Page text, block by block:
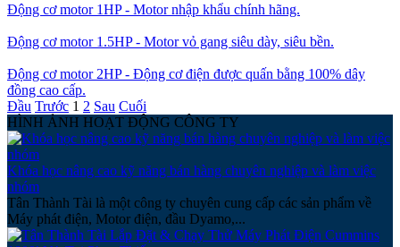
Động cơ motor 1HP - Motor nhập khẩu chính hãng.
Động cơ motor 1.5HP - Motor vỏ gang siêu dày, siêu bền.
Động cơ motor 2HP - Động cơ điện được quấn bằng 100% dây
đồng cao cấp.
Đầu Trước 1 2 Sau Cuối
HÌNH ẢNH HOẠT ĐỘNG CÔNG TY
Khóa học nâng cao kỹ năng bán hàng chuyên nghiệp và làm việc
nhóm
Tân Thành Tài là một công ty chuyên cung cấp các sản phẩm về
Máy phát điện, Motor điện, đầu Dyamo,...